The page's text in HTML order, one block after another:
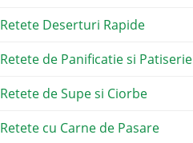
Retete Deserturi Rapide
Retete de Panificatie si Patiserie
Retete de Supe si Ciorbe
Retete cu Carne de Pasare